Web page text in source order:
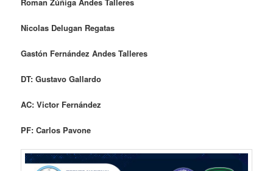
Nicolas Delugan Regatas
Gastón Fernández Andes Talleres
DT: Gustavo Gallardo
AC: Victor Fernández
PF: Carlos Pavone